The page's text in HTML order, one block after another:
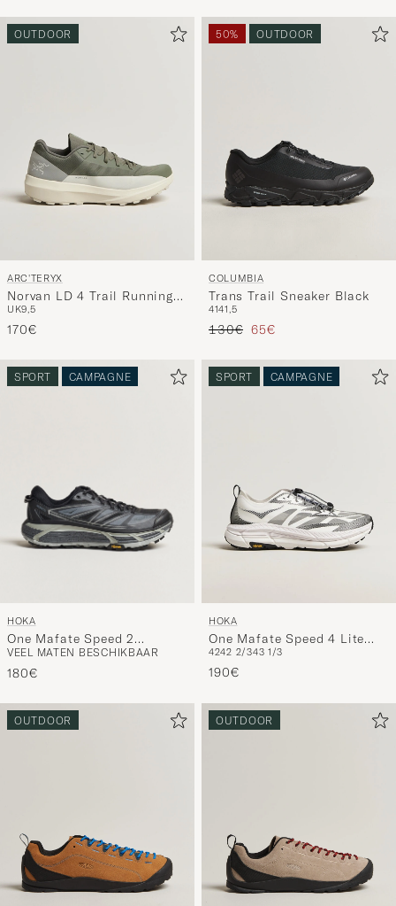
OUTDOOR
ARC'TERYX
Norvan LD 4 Trail Running
Sneaker Forage/Arctic Silk
UK9,5
170€
50% OUTDOOR
COLUMBIA
Trans Trail Sneaker Black
4141,5
Reguliere prijs
130€ Verlaagd prijs
65€
SPORT CAMPAGNE
HOKA
One Mafate Speed 2
Black/Castlerock
VEEL MATEN BESCHIKBAAR
180€
SPORT CAMPAGNE
HOKA
One Mafate Speed 4 Lite
White/Black
4242 2/343 1/3
190€
OUTDOOR OUTDOOR